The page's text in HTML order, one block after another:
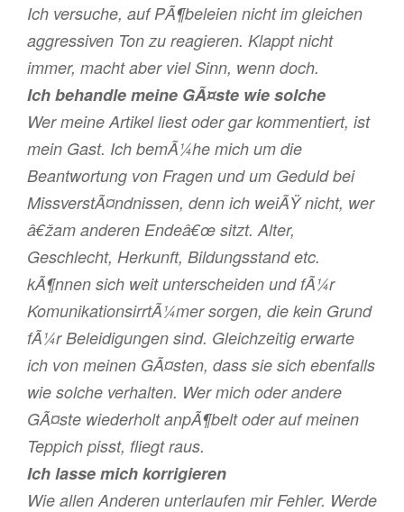
Ich versuche, auf PÃ¶beleien nicht im gleichen
aggressiven Ton zu reagieren. Klappt nicht
immer, macht aber viel Sinn, wenn doch.
Ich behandle meine GÃ¤ste wie solche
Wer meine Artikel liest oder gar kommentiert, ist
mein Gast. Ich bemÃ¼he mich um die
Beantwortung von Fragen und um Geduld bei
MissverstÃ¤ndnissen, denn ich weiÃŸ nicht, wer
â€žam anderen Endeâ€œ sitzt. Alter,
Geschlecht, Herkunft, Bildungsstand etc.
kÃ¶nnen sich weit unterscheiden und fÃ¼r
KomunikationsirrtÃ¼mer sorgen, die kein Grund
fÃ¼r Beleidigungen sind. Gleichzeitig erwarte
ich von meinen GÃ¤sten, dass sie sich ebenfalls
wie solche verhalten. Wer mich oder andere
GÃ¤ste wiederholt anpÃ¶belt oder auf meinen
Teppich pisst, fliegt raus.
Ich lasse mich korrigieren
Wie allen Anderen unterlaufen mir Fehler. Werde